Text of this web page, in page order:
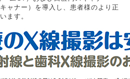
ャナー）を導入し、患者様のより正
ます。